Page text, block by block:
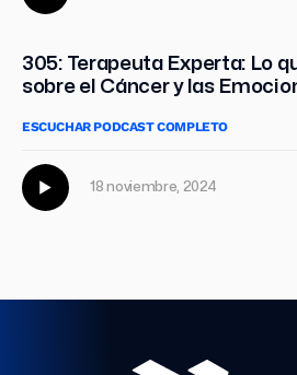
305: Terapeuta Experta: Lo
sobre el Cáncer y las
ESCUCHAR PODCAST COMPLETO
18 noviembre, 2024